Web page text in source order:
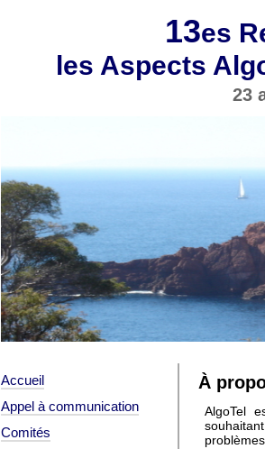
13es
les Aspects
23
Accueil
Appel à communication
Comités
À
AlgoTel